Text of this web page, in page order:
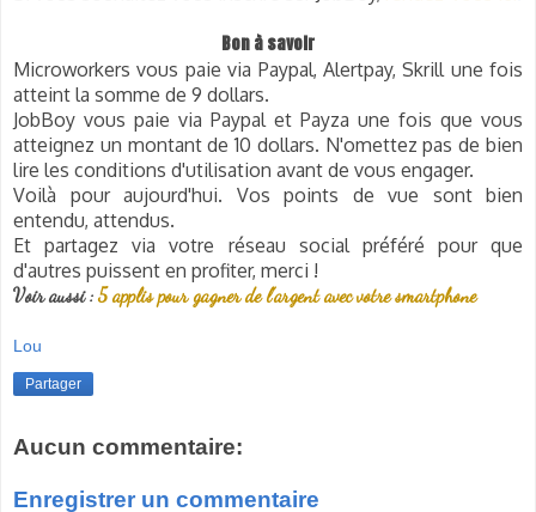
Bon à savoir
Microworkers vous paie via Paypal, Alertpay, Skrill une fois
atteint la somme de 9 dollars.
JobBoy vous paie via Paypal et Payza une fois que vous
atteignez un montant de 10 dollars. N'omettez pas de bien
lire les conditions d'utilisation avant de vous engager.
Voilà pour aujourd'hui. Vos points de vue sont bien
entendu, attendus.
Et partagez via votre réseau social préféré pour que
d'autres puissent en profiter, merci !
Voir aussi : 5 applis pour gagner de l'argent avec votre smartphone
Lou
Partager
Aucun commentaire:
Enregistrer un commentaire